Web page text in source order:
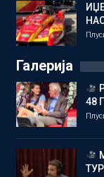
Галерија
48